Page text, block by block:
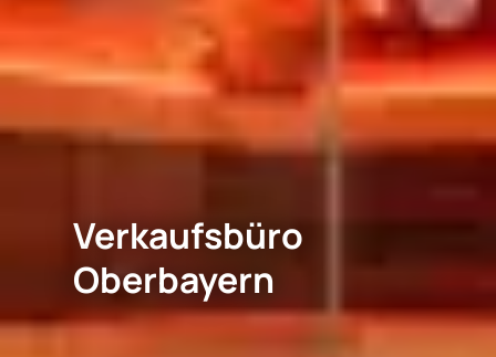
Verkaufsbüro
Oberbayern